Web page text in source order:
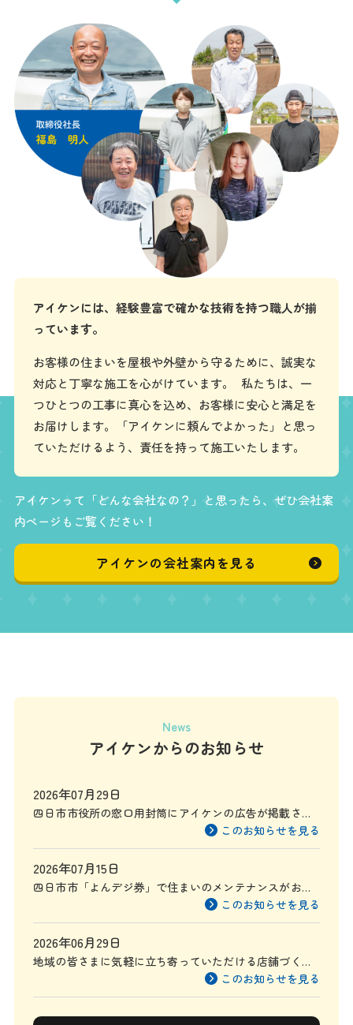
アイケンには、経験豊富で確かな技術を持つ職人が揃
っています。
お客様の住まいを屋根や外壁から守るために、誠実な
対応と丁寧な施工を心がけています。 私たちは、一
つひとつの工事に真心を込め、お客様に安心と満足を
お届けします。「アイケンに頼んでよかった」と思っ
ていただけるよう、責任を持って施工いたします。
アイケンって「どんな会社なの？」と思ったら、ぜひ会社案
内ページもご覧ください！
アイケンの会社案内を見る
News
アイケンからのお知らせ
2026年07月29日
四日市市役所の窓口用封筒にアイケンの広告が掲載され
このお知らせを見る
2026年07月15日
四日市市「よんデジ券」で住まいのメンテナンスがお得
このお知らせを見る
2026年06月29日
地域の皆さまに気軽に立ち寄っていただける店舗づくり
このお知らせを見る